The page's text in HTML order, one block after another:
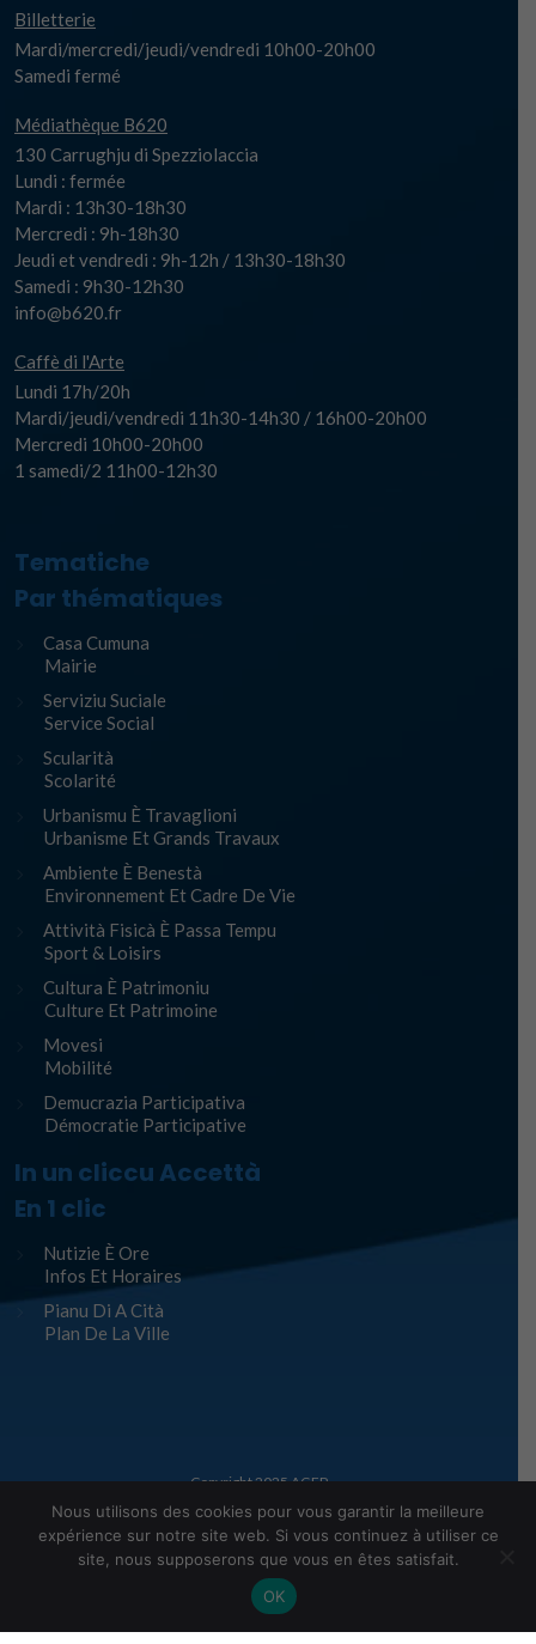
Billetterie
Mardi/mercredi/jeudi/vendredi 10h00-20h00
Samedi fermé
Médiathèque B620
130 Carrughju di Spezziolaccia
Lundi : fermée
Mardi : 13h30-18h30
Mercredi : 9h-18h30
Jeudi et vendredi : 9h-12h / 13h30-18h30
Samedi : 9h30-12h30
info@b620.fr
Caffè di l'Arte
Lundi 17h/20h
Mardi/jeudi/vendredi 11h30-14h30 / 16h00-20h00
Mercredi 10h00-20h00
1 samedi/2 11h00-12h30
Tematiche
Par thématiques
Casa Cumuna
Mairie
Serviziu Suciale
Service Social
Scularità
Scolarité
Urbanismu È Travaglioni
Urbanisme Et Grands Travaux
Ambiente È Benestà
Environnement Et Cadre De Vie
Attività Fisicà È Passa Tempu
Sport & Loisirs
Cultura È Patrimoniu
Culture Et Patrimoine
Movesi
Mobilité
Demucrazia Participativa
Démocratie Participative
In un cliccu Accettà
En 1 clic
Nutizie È Ore
Infos Et Horaires
Pianu Di A Cità
Plan De La Ville
Copyright 2025AGEP
Legge infurmàtiche – Mentions Légales
Nous utilisons des cookies pour vous garantir la meilleure
expérience sur notre site web. Si vous continuez à utiliser ce
site, nous supposerons que vous en êtes satisfait.
OK